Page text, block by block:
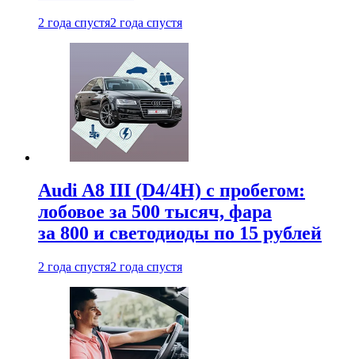
2 года спустя2 года спустя
Audi A8 III (D4/4H) c пробегом:
лобовое за 500 тысяч, фара
за 800 и светодиоды по 15 рублей
2 года спустя2 года спустя